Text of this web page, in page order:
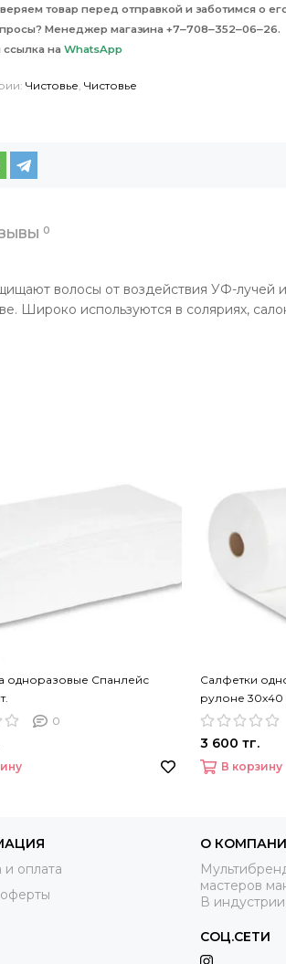
товар перед отправкой и заботимся о
Менеджер магазина +7‒708‒352‒06‒26.
на WhatsApp
Чистовье Чистовье
0
волосы от воздействия УФ-лучей
Широко используются в соляриях,
одноразовые Спанлейс
0
Салфетки
рулоне 30х40
3 600 тг.
В корзину
и оплата
О
мастеров
В индустрии
СОЦ.СЕТИ